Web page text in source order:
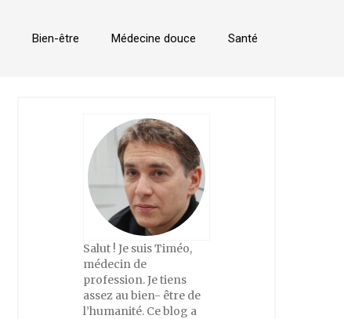
Bien-être Médecine douce Santé
Salut ! Je suis Timéo,
médecin de
profession. Je tiens
assez au bien- être de
l’humanité. Ce blog a